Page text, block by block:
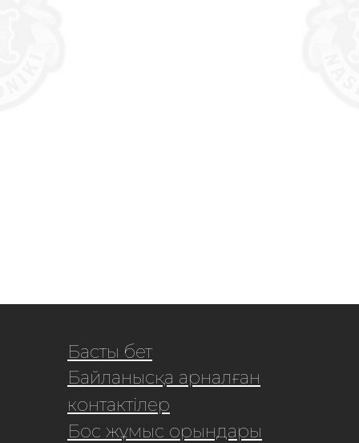
Басты бет
Байланысқа арналған
контактілер
Бос жұмыс орындары